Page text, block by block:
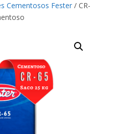
Cementosos Fester/ CR-